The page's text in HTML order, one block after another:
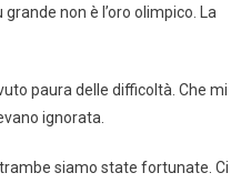
non è l’oro olimpico. La
paura delle difficoltà. Che mi
ignorata.
siamo state fortunate. Ci